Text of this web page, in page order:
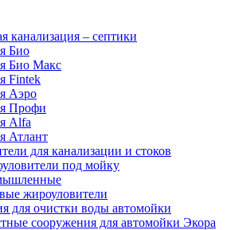
канализация – септики
Био
Био Макс
Fintek
Аэро
Профи
Alfa
Атлант
для канализации и стоков
под мойку
жироуловители
для очистки воды автомойки
сооружения для автомойки Экора